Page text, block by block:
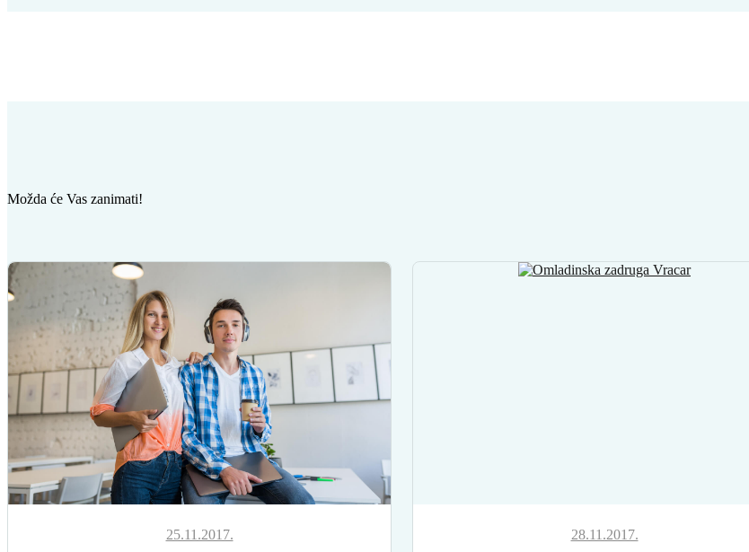
Možda će Vas zanimati!
25.11.2017. 28.11.2017.